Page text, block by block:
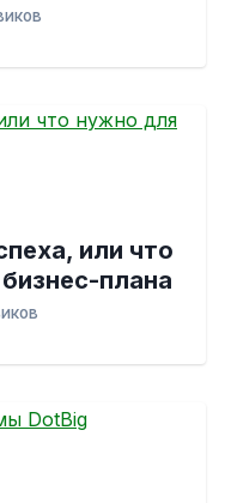
или что
плана